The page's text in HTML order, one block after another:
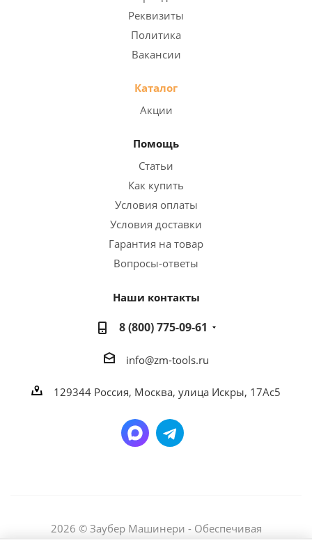
Реквизиты
Политика
Вакансии
Каталог
Акции
Помощь
Статьи
Как купить
Условия оплаты
Условия доставки
Гарантия на товар
Вопросы-ответы
Наши контакты
8 (800) 775-09-61
info@zm-tools.ru
129344 Россия, Москва, улица Искры, 17Ас5
2026 © Заубер Машинери - Обеспечивая